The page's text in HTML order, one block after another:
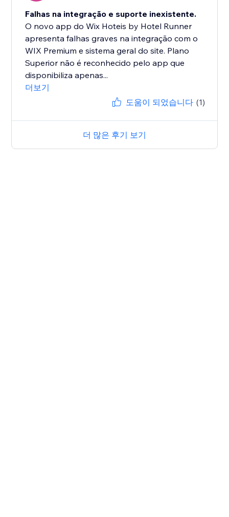
Falhas na integração e suporte inexistente.
O novo app do Wix Hoteis by Hotel Runner
apresenta falhas graves na integração com o
WIX Premium e sistema geral do site. Plano
Superior não é reconhecido pelo app que
disponibiliza apenas...
더보기
도움이 되었습니다 (1)
더 많은 후기 보기